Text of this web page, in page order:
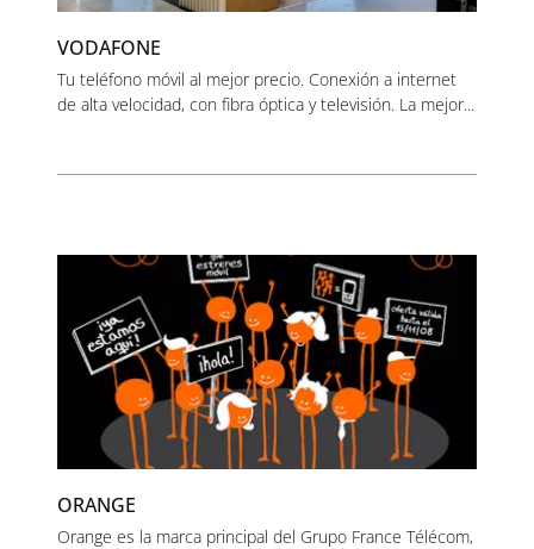
VODAFONE
Tu teléfono móvil al mejor precio. Conexión a internet
de alta velocidad, con fibra óptica y televisión. La mejor...
ORANGE
Orange es la marca principal del Grupo France Télécom,